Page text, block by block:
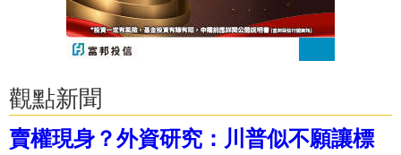
觀點新聞
賣權現身？外資研究：川普似不願讓標